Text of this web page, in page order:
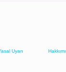
Uyarı